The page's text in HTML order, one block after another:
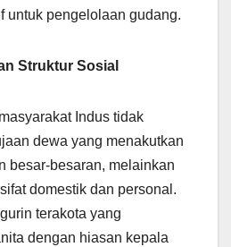
untuk pengelolaan gudang.
Struktur Sosial
Indus tidak
dewa yang menakutkan
besar-besaran, melainkan
domestik dan personal.
terakota yang
dengan hiasan kepala